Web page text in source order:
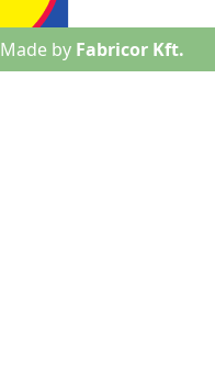
Made by Fabricor Kft.